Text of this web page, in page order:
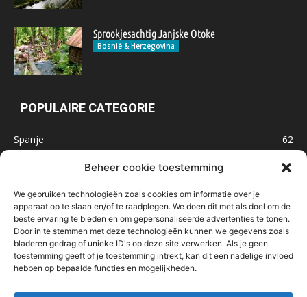
Beheer cookie toestemming
We gebruiken technologieën zoals cookies om informatie over je
apparaat op te slaan en/of te raadplegen. We doen dit met als doel om de
beste ervaring te bieden en om gepersonaliseerde advertenties te tonen.
Door in te stemmen met deze technologieën kunnen we gegevens zoals
bladeren gedrag of unieke ID's op deze site verwerken. Als je geen
toestemming geeft of je toestemming intrekt, kan dit een nadelige invloed
hebben op bepaalde functies en mogelijkheden.
Sprookjesachtig Janjske Otoke
Bosnië & Herzegovina
POPULAIRE CATEGORIE
Spanje
62
47
Marokko
32
IJsland
32
Malta
Roemenië
29